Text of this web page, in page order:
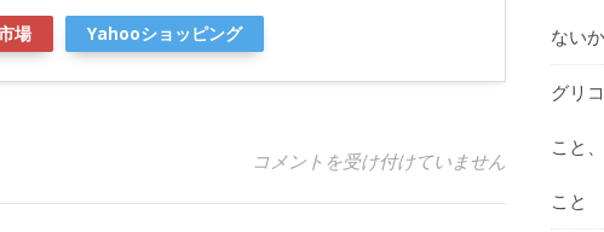
場 Yahooショッピング
グンゼ快適工房ならセール前にクーポン
コメントを受け付けていません
ない
グリ
こと
こと